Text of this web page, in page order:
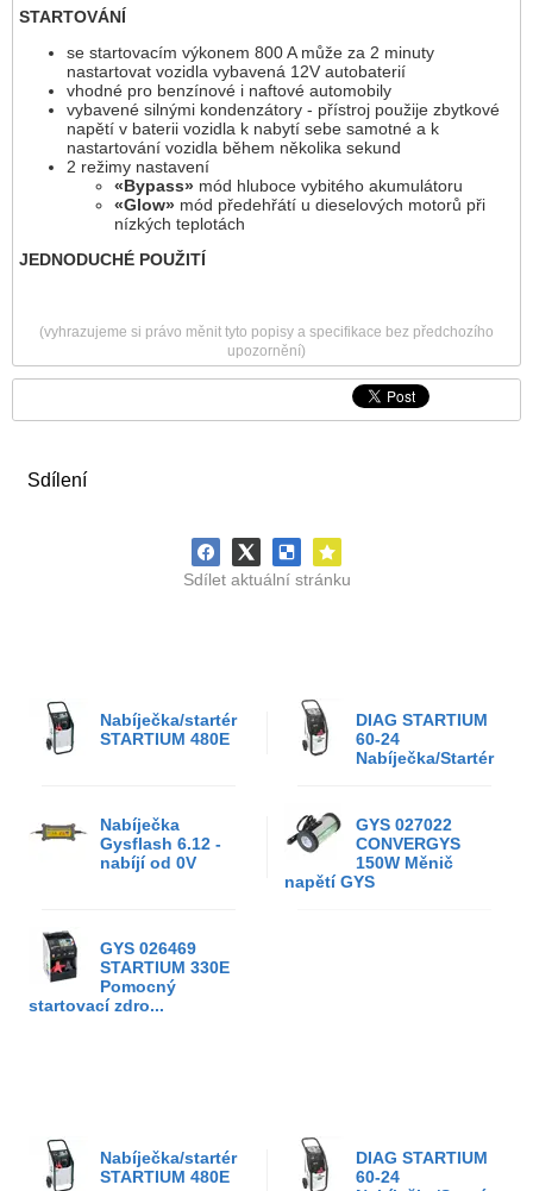
Sdílení
Sdílet aktuální stránku
Nabíječka/startér
STARTIUM 480E
DIAG STARTIUM
60-24
Nabíječka/Startér
Nabíječka
Gysflash 6.12 -
nabíjí od 0V
GYS 027022
CONVERGYS
150W Měnič
napětí GYS
GYS 026469
STARTIUM 330E
Pomocný
startovací zdro...
Nabíječka/startér
STARTIUM 480E
DIAG STARTIUM
60-24
STARTOVÁNÍ
se startovacím výkonem 800 A může za 2 minuty
nastartovat vozidla vybavená 12V autobaterií
vhodné pro benzínové i naftové automobily
vybavené silnými kondenzátory - přístroj použije zbytkové
napětí v baterii vozidla k nabytí sebe samotné a k
nastartování vozidla během několika sekund
2 režimy nastavení
«Bypass» mód hluboce vybitého akumulátoru
«Glow» mód předehřátí u dieselových motorů při
nízkých teplotách
JEDNODUCHÉ POUŽITÍ
(vyhrazujeme si právo měnit tyto popisy a specifikace bez předchozího
upozornění)